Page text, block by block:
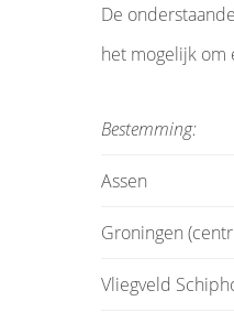
De
het mogelijk om
Bestemming:
Assen
Groningen
Vliegveld